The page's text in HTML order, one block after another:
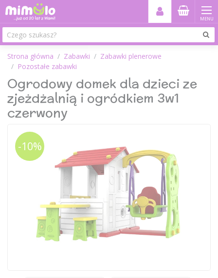
MENU
Strona główna Zabawki
Zabawki plenerowe
Pozostałe zabawki
Ogrodowy domek dla dzieci ze
zjeżdżalnią i ogródkiem 3w1
czerwony
-10%